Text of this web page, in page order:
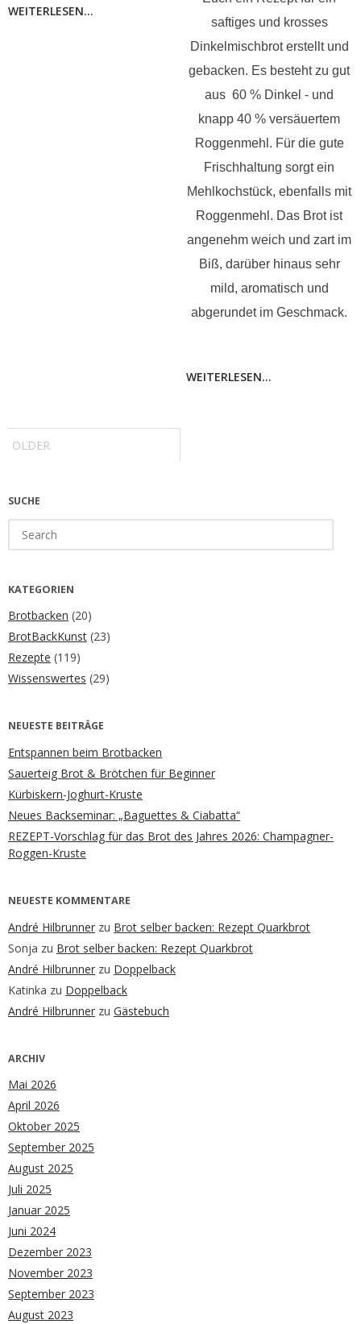
WEITERLESEN...
saftiges und krosses
Dinkelmischbrot erstellt und
gebacken. Es besteht zu gut
aus 60 % Dinkel - und
knapp 40 % versäuertem
Roggenmehl. Für die gute
Frischhaltung sorgt ein
Mehlkochstück, ebenfalls mit
Roggenmehl. Das Brot ist
angenehm weich und zart im
Biß, darüber hinaus sehr
mild, aromatisch und
abgerundet im Geschmack.
WEITERLESEN...
OLDER
SUCHE
for:
KATEGORIEN
Brotbacken (20)
BrotBackKunst (23)
Rezepte (119)
Wissenswertes (29)
NEUESTE BEITRÄGE
Entspannen beim Brotbacken
Sauerteig Brot & Brötchen für Beginner
Kürbiskern-Joghurt-Kruste
Neues Backseminar: „Baguettes & Ciabatta“
REZEPT-Vorschlag für das Brot des Jahres 2026: Champagner-
Roggen-Kruste
NEUESTE KOMMENTARE
André Hilbrunner zu Brot selber backen: Rezept Quarkbrot
Sonja zu Brot selber backen: Rezept Quarkbrot
André Hilbrunner zu Doppelback
Katinka zu Doppelback
André Hilbrunner zu Gästebuch
ARCHIV
Mai 2026
April 2026
Oktober 2025
September 2025
August 2025
Juli 2025
Januar 2025
Juni 2024
Dezember 2023
November 2023
September 2023
August 2023